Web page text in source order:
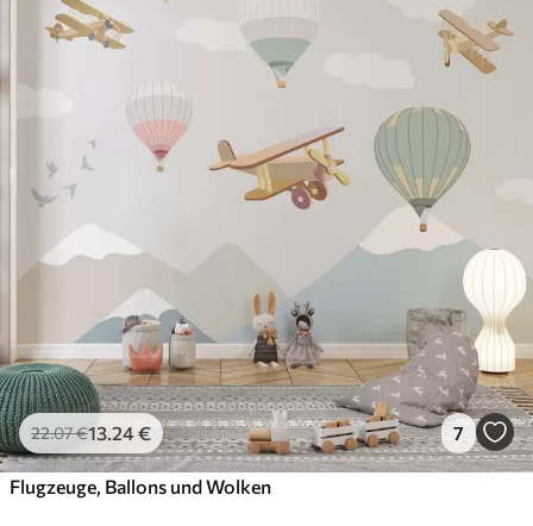
22.07€13 .24€ 7
Flugzeuge, Ballons und Wolken